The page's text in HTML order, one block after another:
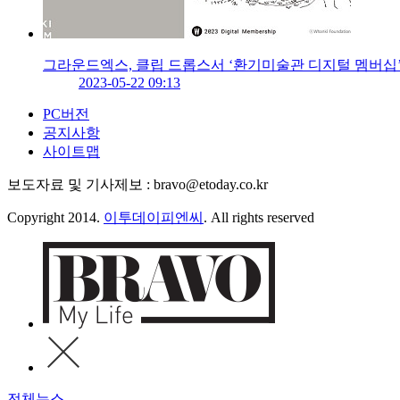
그라운드엑스, 클립 드롭스서 ‘환기미술관 디지털 멤버십
2023-05-22 09:13
PC버전
공지사항
사이트맵
보도자료 및 기사제보 : bravo@etoday.co.kr
Copyright 2014. 이투데이피엔씨 . All rights reserved